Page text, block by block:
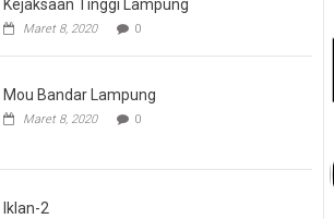
Kejaksaan Tinggi Lampung
Maret 8, 2020 0
Mou Bandar Lampung
Maret 8, 2020 0
Iklan-2